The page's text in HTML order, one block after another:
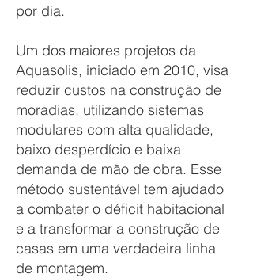
por dia.
Um dos maiores projetos da
Aquasolis, iniciado em 2010, visa
reduzir custos na construção de
moradias, utilizando sistemas
modulares com alta qualidade,
baixo desperdício e baixa
demanda de mão de obra. Esse
método sustentável tem ajudado
a combater o déficit habitacional
e a transformar a construção de
casas em uma verdadeira linha
de montagem.